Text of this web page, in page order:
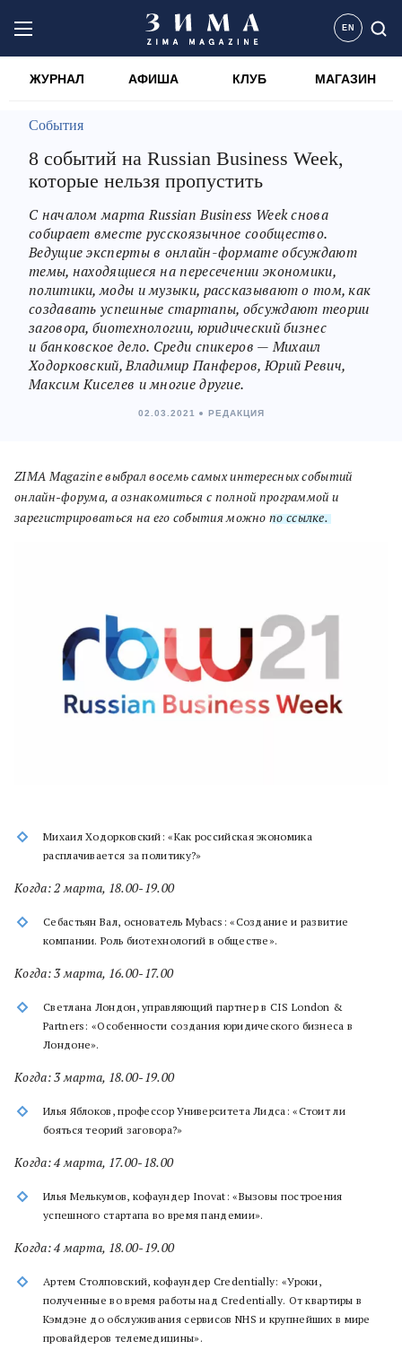
EN
ЖУРНАЛ АФИША КЛУБ МАГАЗИН
События
8 событий на Russian Business Week,
которые нельзя пропустить
С началом марта Russian Business Week снова
собирает вместе русскоязычное сообщество.
Ведущие эксперты в онлайн-формате обсуждают
темы, находящиеся на пересечении экономики,
политики, моды и музыки, рассказывают о том, как
создавать успешные стартапы, обсуждают теории
заговора, биотехнологии, юридический бизнес
и банковское дело. Среди спикеров — Михаил
Ходорковский, Владимир Панферов, Юрий Ревич,
Максим Киселев и многие другие.
02.03.2021 РЕДАКЦИЯ
ZIMA Magazine выбрал восемь самых интересных событий
онлайн-форума, а ознакомиться с полной программой и
зарегистрироваться на его события можно по ссылке.
Михаил Ходорковский: «Как российская экономика
расплачивается за политику?»
Когда: 2 марта, 18.00-19.00
Себастьян Вал, основатель Mybacs: «Создание и развитие
компании. Роль биотехнологий в обществе».
Когда: 3 марта, 16.00-17.00
Светлана Лондон, управляющий партнер в CIS London &
Partners: «Особенности создания юридического бизнеса в
Лондоне».
Когда: 3 марта, 18.00-19.00
Илья Яблоков, профессор Университета Лидса: «Стоит ли
бояться теорий заговора?»
Когда: 4 марта, 17.00-18.00
Илья Мелькумов, кофаундер Inovat: «Вызовы построения
успешного стартапа во время пандемии».
Когда: 4 марта, 18.00-19.00
Артем Столповский, кофаундер Credentially: «Уроки,
полученные во время работы над Credentially. От квартиры в
Кэмдэне до обслуживания сервисов NHS и крупнейших в мире
провайдеров телемедицины».